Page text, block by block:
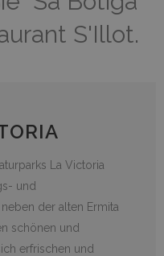
S'Illot.
La Victoria
und
der alten Ermita
schönen und
erfrischen und